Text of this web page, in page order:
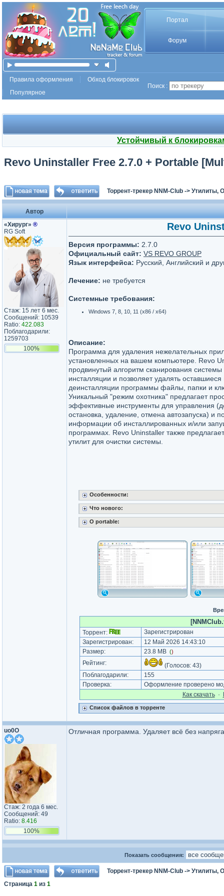
Портал
Форум
Правила оформления
Обход блокировок
Популярное
Поиск :
Устойчивый к
Revo Uninstaller Free 2.7.0 + Portable
Торрент-трекер NNM-Club -> Утилиты,
Автор
«Хирург» ®
RG Soft
Стаж: 15 лет 6 мес.
Сообщений: 10539
Ratio: 422.083
Поблагодарили:
1259703
100%
Revo
Версия программы: 2.7.0
Официальный сайт: VS REVO GROUP
Язык интерфейса: Русский, Английский и
Лечение: не требуется
Системные требования:
Windows 7, 8, 10, 11 (x86 / x64)
Описание:
Программа для удаления нежелательных
установленных на вашем компьютере. Revo
продвинутый алгоритм сканирования
инсталляции и позволяет удалять оставшиеся
деинсталляции программы файлы, папки и
Уникальный "режим охотника" предлагает
эффективные инструменты для управления
остановка, удаление, отмена автозапуска) и
информации об инсталлированных и/или
программах. Revo Uninstaller также
утилит для очистки системы.
Особенности:
Что нового:
O portable:
Торрент:
Зарегистрирован
Зарегистрирован:
12 Май 2026 14:43:10
Размер:
23.8 MB ()
Рейтинг: (Голосов: 43)
Поблагодарили:
155
Проверка:
Оформление проверено
Как cкачать·
Список файлов в торренте
uo0O
Стаж: 2 года 6 мес.
Сообщений: 49
Ratio: 8.416
100%
Отличная программа. Удаляет всё без
Показать сообщения:
Торрент-трекер NNM-Club -> Утилиты,
Страница 1 из 1